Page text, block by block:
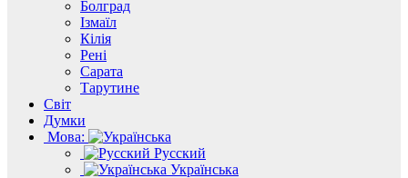
Болград
Ізмаїл
Кілія
Рені
Сарата
Тарутине
Світ
Думки
Мова:
Русский
Українська